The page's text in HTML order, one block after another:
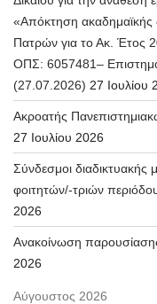
«Απόκτηση ακαδημαϊκής
Πατρών για το Ακ.
ΟΠΣ: 6057481–
(27.07.2026) 27 Ιουλίου
Ακροατής
27 Ιουλίου 2026
Σύνδεσμοι
φοιτητών/-τριών
2026
Ανακοίνωση
2026
Αύγουστος 2026